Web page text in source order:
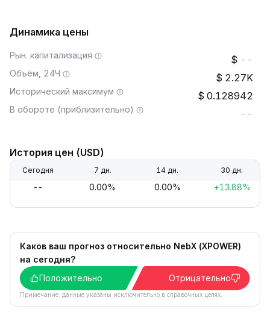
Динамика цены
Рын. капитализация --
Объём, 24Ч 2.27K
Исторический максимум 0.128942
В обороте (приблизительно) --
История цен (USD)
Сегодня 7 дн. 14 дн. 30 дн.
-- 0.00% 0.00% +13.88%
Каков ваш прогноз относительно NebX (XPOWER)
на сегодня?
Положительно
Отрицательно
Примечание: данные указаны исключительно в справочных целях.